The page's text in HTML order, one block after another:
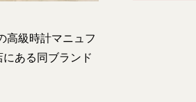
高級時計マニュフ
ある同ブランド